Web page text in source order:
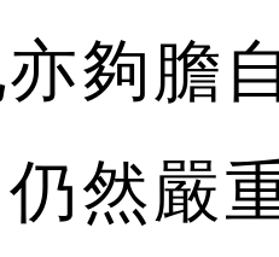
夠膽
然嚴